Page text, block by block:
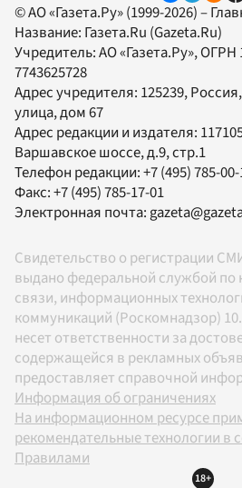
© АО «Газета.Ру» (1999-2026) –
Название: Газета.Ru (Gazeta.Ru)
Учредитель:АО «Газета.Ру», ОГРН
7743625728
Адрес учредителя: 125239,
улица, дом 67
Адрес редакции и издателя:
Варшавское шоссе, д.9, стр.1
Телефон редакции:+7 (495) 785-
Факс:+7 (495) 785-17-01
Электронная почта:
Свидетельство о регистрации
выдано федеральной службой по
связи, информационных
коммуникаций (Роскомнадзор)
несет ответственности за
содержащейся в рекламных
предоставляет справочной
Информация об ограничениях
На информационном ресурсе
рекомендательные технологии в
Правилами
18+